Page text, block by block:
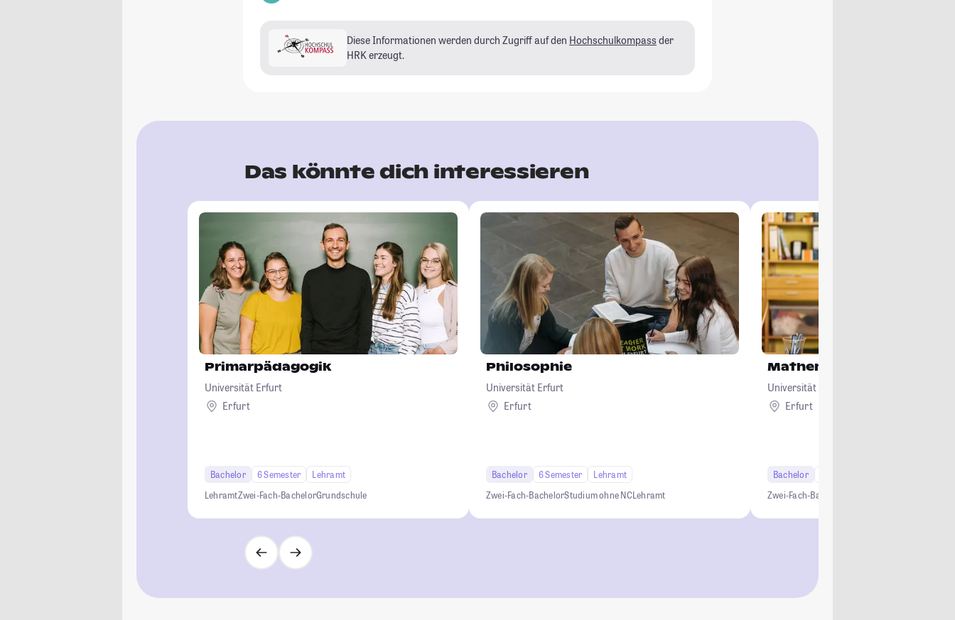
Diese Informationen werden durch Zugriff auf den Hochschulkompass der
HRK erzeugt.
Das könnte dich interessieren
Primarpädagogik
Universität Erfurt
Erfurt
Bachelor 6 Semester
Lehramt
LehramtZwei-Fach-BachelorGrundschule
Philosophie
Universität Erfurt
Erfurt
Bachelor 6 Semester
Lehramt
Zwei-Fach-BachelorStudium ohne NCLehramt
Mathematik
Universität Erfurt
Erfurt
Bachelor
Zwei-Fach-Bachelor